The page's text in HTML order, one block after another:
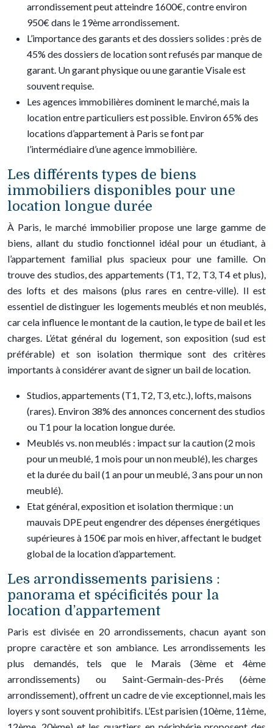
arrondissement peut atteindre 1600€, contre environ
950€ dans le 19ème arrondissement.
L’importance des garants et des dossiers solides : près de
45% des dossiers de location sont refusés par manque de
garant. Un garant physique ou une garantie Visale est
souvent requise.
Les agences immobilières dominent le marché, mais la
location entre particuliers est possible. Environ 65% des
locations d’appartement à Paris se font par
l’intermédiaire d’une agence immobilière.
Les différents types de biens
immobiliers disponibles pour une
location longue durée
À Paris, le marché immobilier propose une large gamme de
biens, allant du studio fonctionnel idéal pour un étudiant, à
l’appartement familial plus spacieux pour une famille. On
trouve des studios, des appartements (T1, T2, T3, T4 et plus),
des lofts et des maisons (plus rares en centre-ville). Il est
essentiel de distinguer les logements meublés et non meublés,
car cela influence le montant de la caution, le type de bail et les
charges. L’état général du logement, son exposition (sud est
préférable) et son isolation thermique sont des critères
importants à considérer avant de signer un bail de location.
Studios, appartements (T1, T2, T3, etc.), lofts, maisons
(rares). Environ 38% des annonces concernent des studios
ou T1 pour la location longue durée.
Meublés vs. non meublés : impact sur la caution (2 mois
pour un meublé, 1 mois pour un non meublé), les charges
et la durée du bail (1 an pour un meublé, 3 ans pour un non
meublé).
Etat général, exposition et isolation thermique : un
mauvais DPE peut engendrer des dépenses énergétiques
supérieures à 150€ par mois en hiver, affectant le budget
global de la location d’appartement.
Les arrondissements parisiens :
panorama et spécificités pour la
location d’appartement
Paris est divisée en 20 arrondissements, chacun ayant son
propre caractère et son ambiance. Les arrondissements les
plus demandés, tels que le Marais (3ème et 4ème
arrondissements) ou Saint-Germain-des-Prés (6ème
arrondissement), offrent un cadre de vie exceptionnel, mais les
loyers y sont souvent prohibitifs. L’Est parisien (10ème, 11ème,